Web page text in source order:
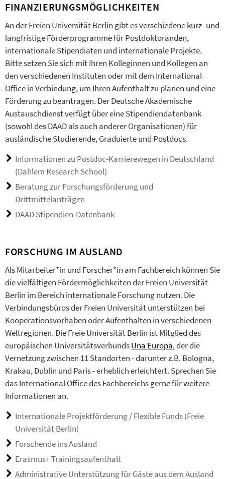
FINANZIERUNGSMÖGLICHKEITEN
An der Freien Universität Berlin gibt es verschiedene kurz- und
langfristige Förderprogramme für Postdoktoranden,
internationale Stipendiaten und internationale Projekte.
Bitte setzen Sie sich mit Ihren Kolleginnen und Kollegen an
den verschiedenen Instituten oder mit dem International
Office in Verbindung, um Ihren Aufenthalt zu planen und eine
Förderung zu beantragen. Der Deutsche Akademische
Austauschdienst verfügt über eine Stipendiendatenbank
(sowohl des DAAD als auch anderer Organisationen) für
ausländische Studierende, Graduierte und Postdocs.
Informationen zu Postdoc-Karrierewegen in Deutschland
(Dahlem Research School)
Beratung zur Forschungsförderung und
Drittmittelanträgen
DAAD Stipendien-Datenbank
FORSCHUNG IM AUSLAND
Als Mitarbeiter*in und Forscher*in am Fachbereich können Sie
die vielfältigen Fördermöglichkeiten der Freien Universität
Berlin im Bereich internationale Forschung nutzen. Die
Verbindungsbüros der Freien Universität unterstützen bei
Kooperationsvorhaben oder Aufenthalten in verschiedenen
Weltregionen. Die Freie Universität Berlin ist Mitglied des
europäischen UniversitätsverbundsUna Europa, der die
Vernetzung zwischen 11 Standorten - darunter z.B. Bologna,
Krakau, Dublin und Paris - erheblich erleichtert. Sprechen Sie
das International Office des Fachbereichs gerne für weitere
Informationen an.
Internationale Projektförderung / Flexible Funds (Freie
Universität Berlin)
Forschende ins Ausland
Erasmus+ Trainingsaufenthalt
Administrative Unterstützung für Gäste aus dem Ausland